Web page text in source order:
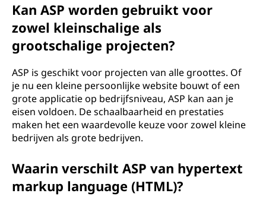
Kan ASP worden gebruikt voor
zowel kleinschalige als
grootschalige projecten?
ASP is geschikt voor projecten van alle groottes. Of
je nu een kleine persoonlijke website bouwt of een
grote applicatie op bedrijfsniveau, ASP kan aan je
eisen voldoen. De schaalbaarheid en prestaties
maken het een waardevolle keuze voor zowel kleine
bedrijven als grote bedrijven.
Waarin verschilt ASP van hypertext
markup language (HTML)?